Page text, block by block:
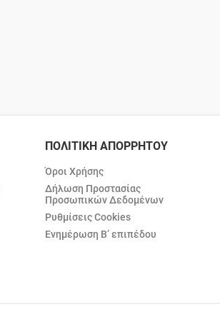
ΠΟΛΙΤΙΚΗ ΑΠΟΡΡΗΤΟΥ
Όροι Χρήσης
Δήλωση Προστασίας
Προσωπικών Δεδομένων
Ρυθμίσεις Cookies
Ενημέρωση Β’ επιπέδου